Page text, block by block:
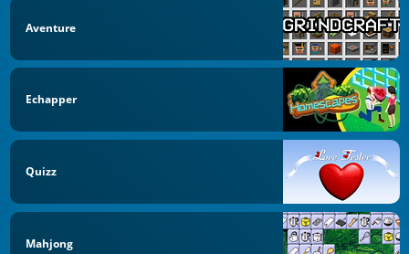
Aventure
Echapper
Quizz
Mahjong